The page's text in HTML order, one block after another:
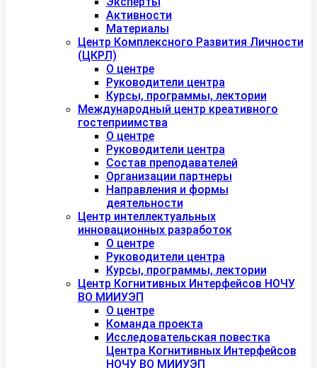
Активности
Материалы
Центр Комплексного Развития Личности
(ЦКРЛ)
О центре
Руководители центра
Курсы, программы, лектории
Международный центр креативного
гостеприимства
О центре
Руководители центра
Состав преподавателей
Организации партнеры
Направления и формы
деятельности
Центр интеллектуальных
инновационных разработок
О центре
Руководители центра
Курсы, программы, лектории
Центр Когнитивных Интерфейсов НОЧУ
ВО МИИУЭП
О центре
Команда проекта
Исследовательская повестка
Центра Когнитивных Интерфейсов
НОЧУ ВО МИИУЭП